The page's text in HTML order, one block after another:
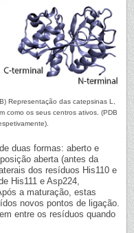
Representação das catepsinas L,
como os seus centros ativos. (PDB
duas formas: aberto e
aberta (antes da
dos resíduos His110 e
His111 e Asp224,
a maturação, estas
novos pontos de ligação.
entre os resíduos quando